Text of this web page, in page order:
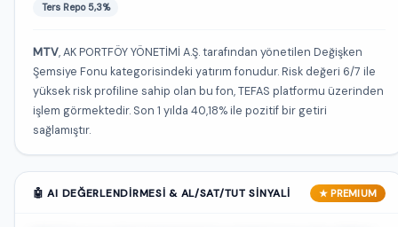
Ters Repo 5,3%
MTV, AK PORTFÖY YÖNETİMİ A.Ş. tarafından yönetilen Değişken
Şemsiye Fonu kategorisindeki yatırım fonudur. Risk değeri 6/7 ile
yüksek risk profiline sahip olan bu fon, TEFAS platformu üzerinden
işlem görmektedir. Son 1 yılda 40,18% ile pozitif bir getiri
sağlamıştır.
🤖 AI DEĞERLENDIRMESI & AL/SAT/TUT SINYALI ★ PREMIUM